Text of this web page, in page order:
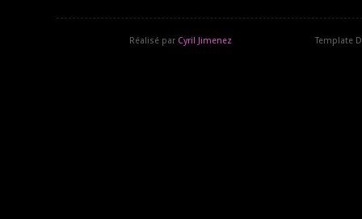
Réalisé par Cyril Jimenez Template